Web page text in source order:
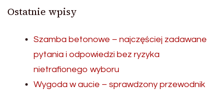
Ostatnie wpisy
Szamba betonowe – najczęściej zadawane
pytania i odpowiedzi bez ryzyka
nietrafionego wyboru
Wygoda w aucie – sprawdzony przewodnik